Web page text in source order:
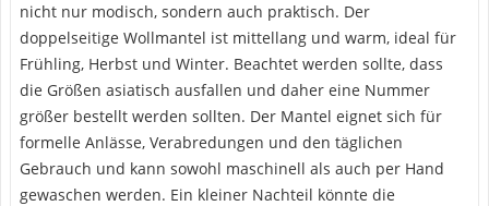
nicht nur modisch, sondern auch praktisch. Der
doppelseitige Wollmantel ist mittellang und warm, ideal für
Frühling, Herbst und Winter. Beachtet werden sollte, dass
die Größen asiatisch ausfallen und daher eine Nummer
größer bestellt werden sollten. Der Mantel eignet sich für
formelle Anlässe, Verabredungen und den täglichen
Gebrauch und kann sowohl maschinell als auch per Hand
gewaschen werden. Ein kleiner Nachteil könnte die